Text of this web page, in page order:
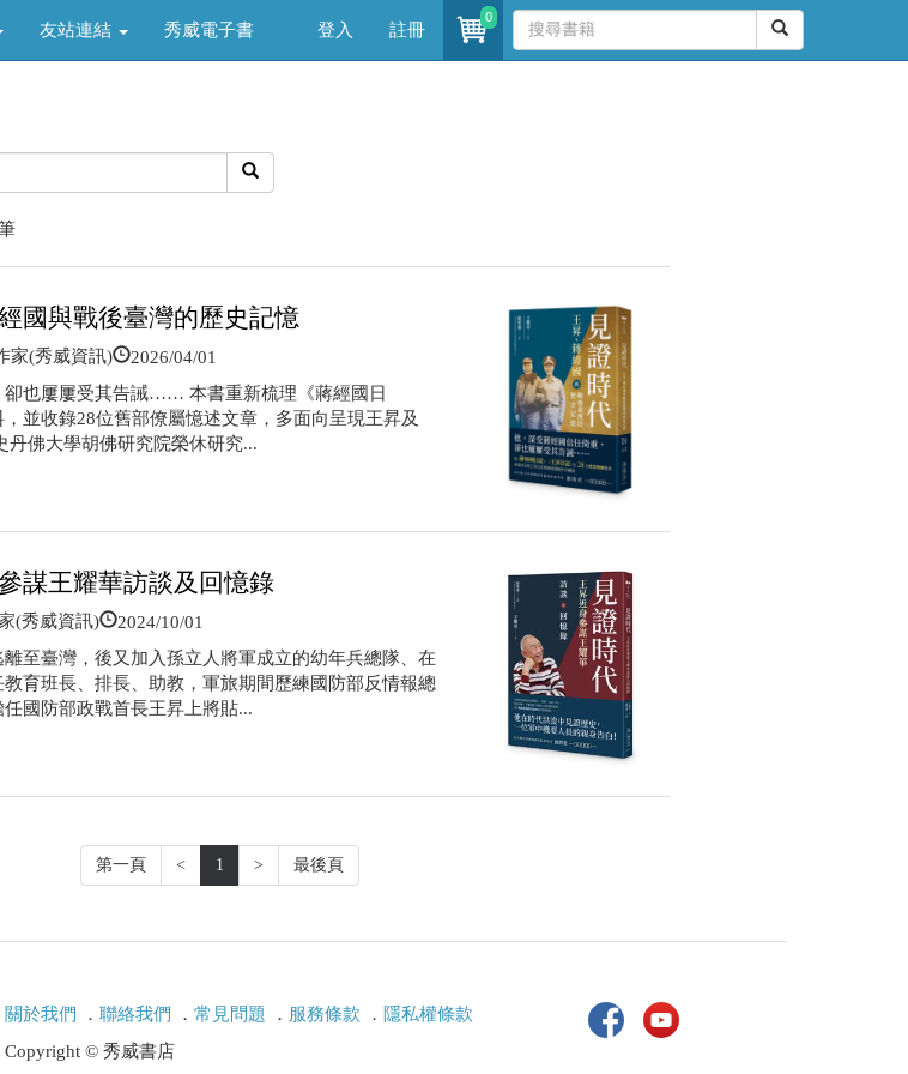
友站連結 秀威電子書 登入 註冊
0
國與戰後臺灣的歷史記憶
家(秀威資訊) 2026/04/01
也屢屢受其告誡…… 本書重新梳理《蔣經國日
並收錄28位舊部僚屬憶述文章，多面向呈現王昇及
佛大學胡佛研究院榮休研究...
謀王耀華訪談及回憶錄
(秀威資訊) 2024/10/01
至臺灣，後又加入孫立人將軍成立的幼年兵總隊、在
育班長、排長、助教，軍旅期間歷練國防部反情報總
國防部政戰首長王昇上將貼...
第一頁 < 1 > 最後頁
關於我們 ． 聯絡我們 ． 常見問題 ． 服務條款 ． 隱私權條款
Copyright © 秀威書店